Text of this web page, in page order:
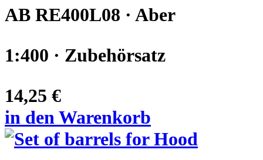
AB RE400L08 · Aber
1:400 · Zubehörsatz
14,25 €
in den Warenkorb